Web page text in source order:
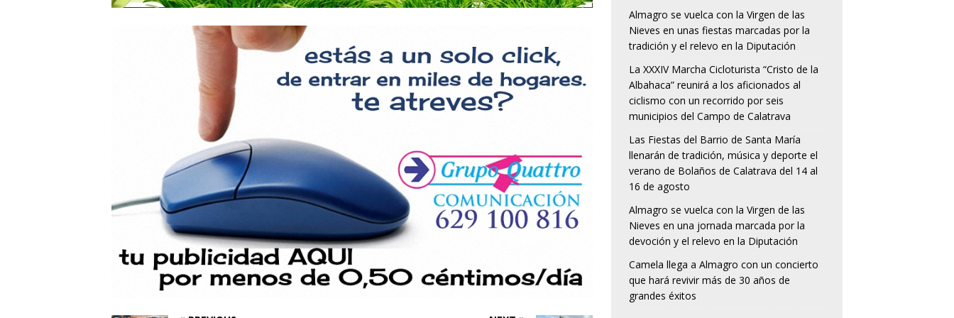
Almagro se vuelca con la Virgen de las
Nieves en unas fiestas marcadas por la
tradición y el relevo en la Diputación
La XXXIV Marcha Cicloturista “Cristo de la
Albahaca” reunirá a los aficionados al
ciclismo con un recorrido por seis
municipios del Campo de Calatrava
Las Fiestas del Barrio de Santa María
llenarán de tradición, música y deporte el
verano de Bolaños de Calatrava del 14 al
16 de agosto
Almagro se vuelca con la Virgen de las
Nieves en una jornada marcada por la
devoción y el relevo en la Diputación
Camela llega a Almagro con un concierto
que hará revivir más de 30 años de
grandes éxitos